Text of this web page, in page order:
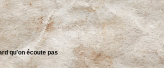
qu'on écoute pas